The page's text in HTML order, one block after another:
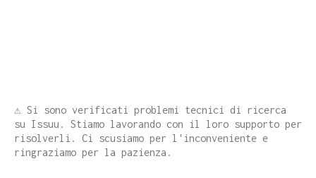
⚠️ Si sono verificati problemi tecnici di ricerca
su Issuu. Stiamo lavorando con il loro supporto per
risolverli. Ci scusiamo per l'inconveniente e
ringraziamo per la pazienza.